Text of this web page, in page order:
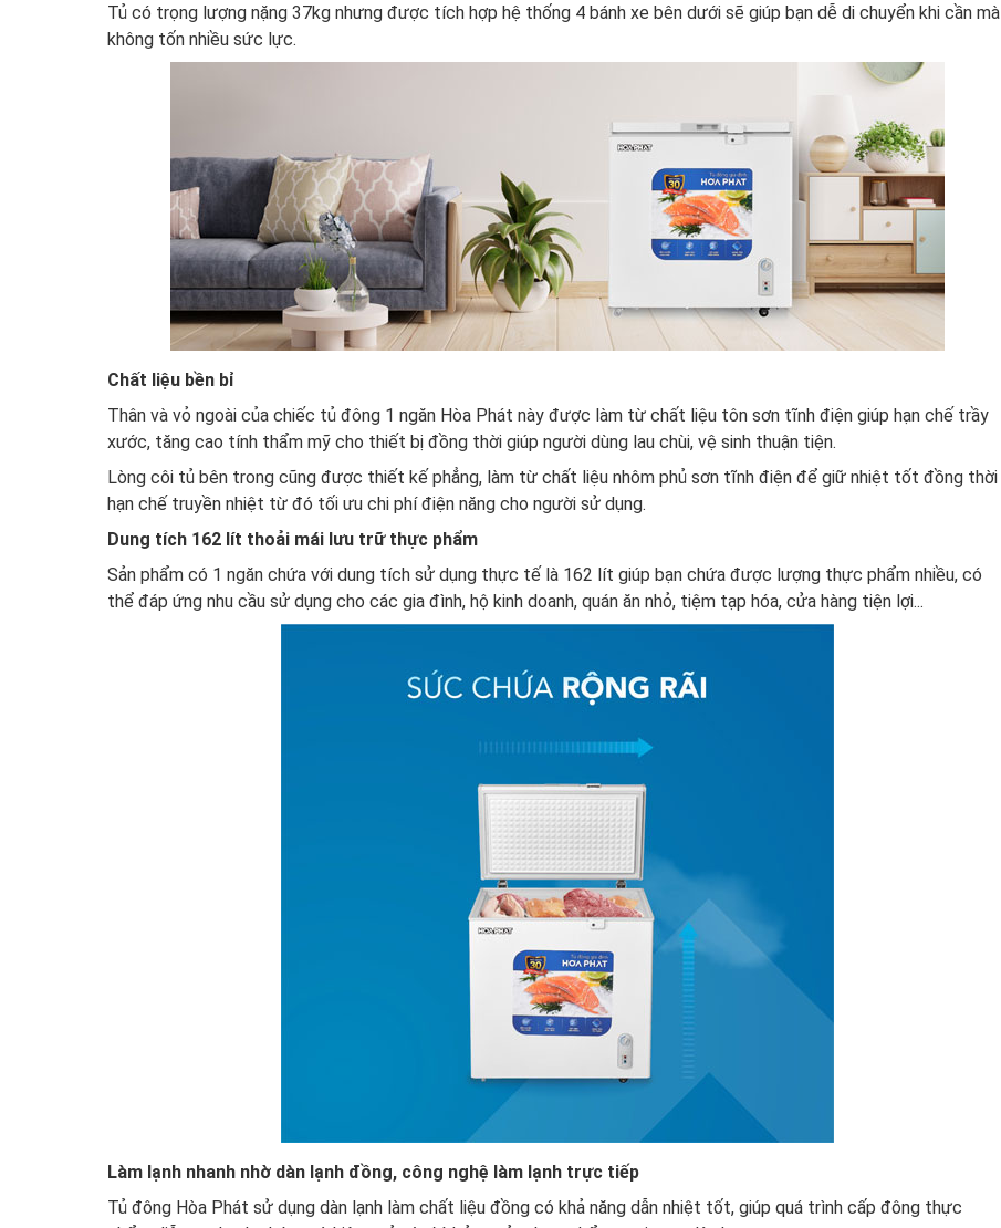
Tủ có trọng lượng nặng 37kg nhưng được tích hợp hệ thống 4 bánh xe bên dưới sẽ giúp bạn dễ di chuyển khi cần mà
không tốn nhiều sức lực.
Chất liệu bền bỉ
Thân và vỏ ngoài của chiếc tủ đông 1 ngăn Hòa Phát này được làm từ chất liệu tôn sơn tĩnh điện giúp hạn chế trầy
xước, tăng cao tính thẩm mỹ cho thiết bị đồng thời giúp người dùng lau chùi, vệ sinh thuận tiện.
Lòng côi tủ bên trong cũng được thiết kế phẳng, làm từ chất liệu nhôm phủ sơn tĩnh điện để giữ nhiệt tốt đồng thời
hạn chế truyền nhiệt từ đó tối ưu chi phí điện năng cho người sử dụng.
Dung tích 162 lít thoải mái lưu trữ thực phẩm
Sản phẩm có 1 ngăn chứa với dung tích sử dụng thực tế là 162 lít giúp bạn chứa được lượng thực phẩm nhiều, có
thể đáp ứng nhu cầu sử dụng cho các gia đình, hộ kinh doanh, quán ăn nhỏ, tiệm tạp hóa, cửa hàng tiện lợi...
Làm lạnh nhanh nhờ dàn lạnh đồng, công nghệ làm lạnh trực tiếp
Tủ đông Hòa Phát sử dụng dàn lạnh làm chất liệu đồng có khả năng dẫn nhiệt tốt, giúp quá trình cấp đông thực